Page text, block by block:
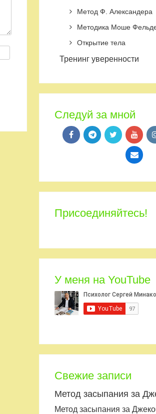
Метод Ф. Александера
Методика Моше
Открытие тела
Тренинг уверенности
Следуй за мной
Присоединяйтесь!
У меня на YouTube
Свежие записи
Метод засыпания за
Метод засыпания за